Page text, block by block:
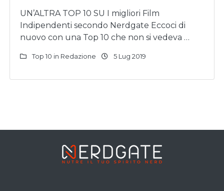
UN’ALTRA TOP 10 SU I migliori Film
Indipendenti secondo Nerdgate Eccoci di
nuovo con una Top 10 che non si vedeva …
Top 10 in Redazione 5 Lug 2019